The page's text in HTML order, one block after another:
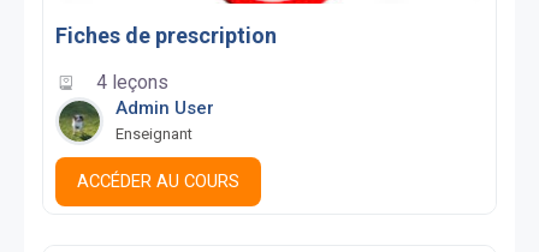
Fiches de prescription
4 leçons
Admin User
Enseignant
ACCÉDER AU COURS